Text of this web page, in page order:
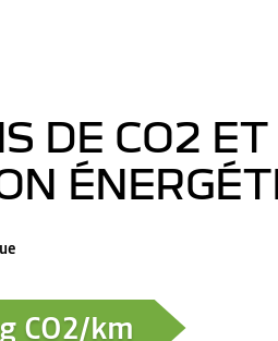
DE CO2 ET
g CO2/km